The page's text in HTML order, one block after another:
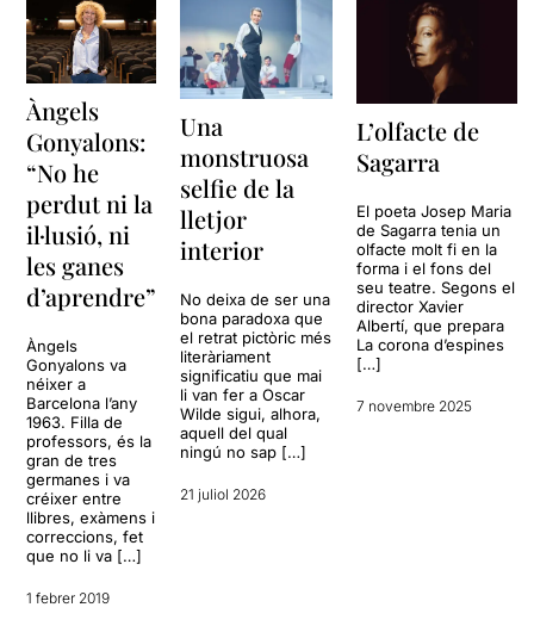
Àngels
Gonyalons:
“No he
perdut ni la
il·lusió, ni
les ganes
d’aprendre”
Àngels
Gonyalons va
néixer a
Barcelona l’any
1963. Filla de
professors, és la
gran de tres
germanes i va
créixer entre
llibres, exàmens i
correccions, fet
que no li va […]
1 febrer 2019
Una
monstruosa
selfie de la
lletjor
interior
No deixa de ser una
bona paradoxa que
el retrat pictòric més
literàriament
significatiu que mai
li van fer a Oscar
Wilde sigui, alhora,
aquell del qual
ningú no sap […]
21 juliol 2026
L’olfacte de
Sagarra
El poeta Josep Maria
de Sagarra tenia un
olfacte molt fi en la
forma i el fons del
seu teatre. Segons el
director Xavier
Albertí, que prepara
La corona d’espines
[…]
7 novembre 2025